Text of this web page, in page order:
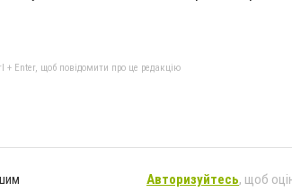
+ Enter, щоб повідомити про це редакцію
Авторизуйтесь, щоб